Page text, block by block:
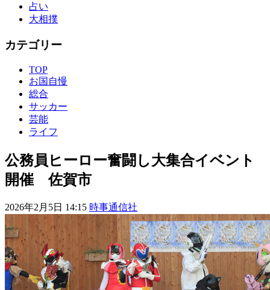
占い
大相撲
カテゴリー
TOP
お国自慢
総合
サッカー
芸能
ライフ
公務員ヒーロー奮闘し大集合イベント
開催 佐賀市
2026年2月5日 14:15 時事通信社